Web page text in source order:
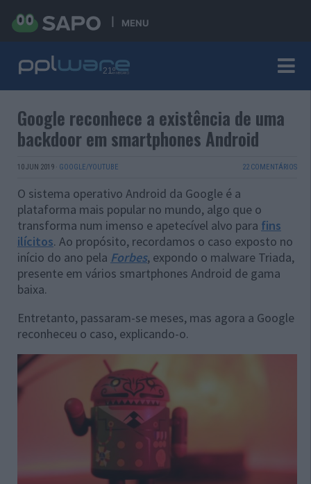
MENU
Google reconhece a existência de uma
backdoor em smartphones Android
10 JUN 2019 · GOOGLE/YOUTUBE 22 COMENTÁRIOS
O sistema operativo Android da Google é a
plataforma mais popular no mundo, algo que o
transforma num imenso e apetecível alvo para fins
ilícitos. Ao propósito, recordamos o caso exposto no
início do ano pela Forbes, expondo o malware Triada,
presente em vários smartphones Android de gama
baixa.
Entretanto, passaram-se meses, mas agora a Google
reconheceu o caso, explicando-o.